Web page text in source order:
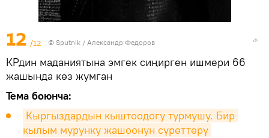
12 /12 © Sputnik / Александр Федоров
КРдин маданиятына эмгек сиңирген ишмери 66
жашында көз жумган
Тема боюнча:
Кыргыздардын кыштоодогу турмушу. Бир
кылым мурунку жашоонун сүрөттөрү